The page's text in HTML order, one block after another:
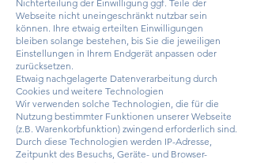
Nichterteilung der Einwilligung ggf. Teile der
Webseite nicht uneingeschränkt nutzbar sein
können. Ihre etwaig erteilten Einwilligungen
bleiben solange bestehen, bis Sie die jeweiligen
Einstellungen in Ihrem Endgerät anpassen oder
zurücksetzen.
Etwaig nachgelagerte Datenverarbeitung durch
Cookies und weitere Technologien
Wir verwenden solche Technologien, die für die
Nutzung bestimmter Funktionen unserer Webseite
(z.B. Warenkorbfunktion) zwingend erforderlich sind.
Durch diese Technologien werden IP-Adresse,
Zeitpunkt des Besuchs, Geräte- und Browser-